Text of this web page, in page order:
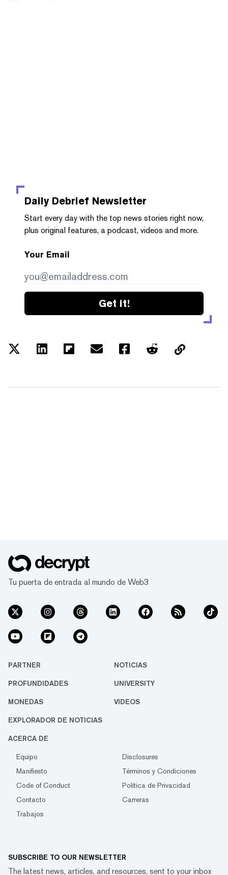
Daily Debrief Newsletter
Start every day with the top news stories right now,
plus original features, a podcast, videos and more.
Your Email
Get it!
Tu puerta de entrada al mundo de Web3
PARTNER NOTICIAS
PROFUNDIDADES UNIVERSITY
MONEDAS VIDEOS
EXPLORADOR DE NOTICIAS
ACERCA DE
Equipo
Disclosures
Manifiesto
Términos y Condiciones
Code of Conduct
Política de Privacidad
Contacto
Carreras
Trabajos
SUBSCRIBE TO OUR NEWSLETTER
The latest news, articles, and resources, sent to your inbox